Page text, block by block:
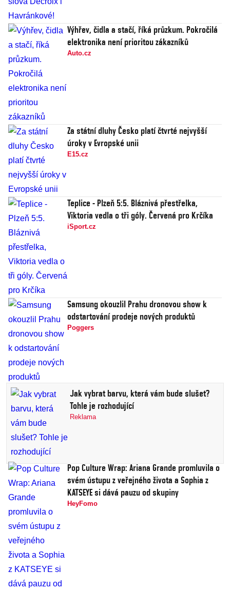
Výhřev, čidla a stačí, říká průzkum. Pokročilá
elektronika není prioritou zákazníků
Auto.cz
Za státní dluhy Česko platí čtvrté nejvyšší
úroky v Evropské unii
E15.cz
Teplice - Plzeň 5:5. Bláznivá přestřelka,
Viktoria vedla o tři góly. Červená pro Krčíka
iSport.cz
Samsung okouzlil Prahu dronovou show k
odstartování prodeje nových produktů
Poggers
Jak vybrat barvu, která vám bude slušet?
Tohle je rozhodující
Reklama
Pop Culture Wrap: Ariana Grande promluvila o
svém ústupu z veřejného života a Sophia z
KATSEYE si dává pauzu od skupiny
HeyFomo